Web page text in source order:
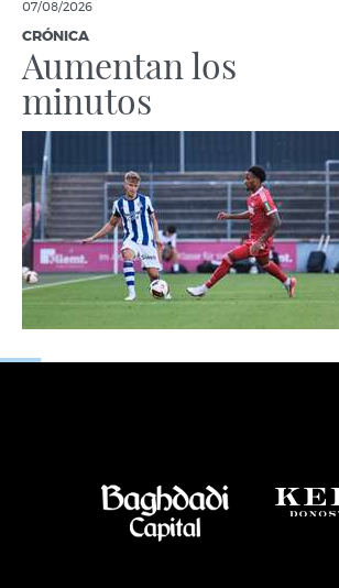
07/08/2026
CRÓNICA
Aumentan los
minutos